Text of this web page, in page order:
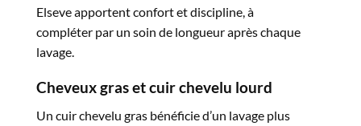
Elseve apportent confort et discipline, à
compléter par un soin de longueur après chaque
lavage.​
Cheveux gras et cuir chevelu lourd
Un cuir chevelu gras bénéficie d’un lavage plus